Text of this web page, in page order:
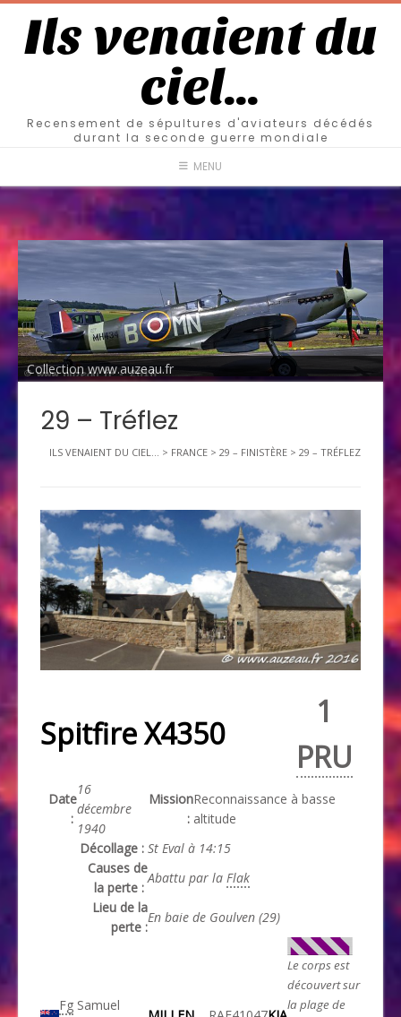
Ils venaient du
ciel…
Recensement de sépultures d'aviateurs décédés
durant la seconde guerre mondiale
MENU
Collection www.auzeau.fr
29 – Tréflez
ILS VENAIENT DU CIEL... > FRANCE > 29 – FINISTÈRE > 29 – TRÉFLEZ
Spitfire X4350
1
PRU
Date
:
16
décembre
1940
Mission
:
Reconnaissance à basse
altitude
Décollage : St Eval à 14:15
Causes de
la perte :
Abattu par la Flak
Lieu de la
perte :
En baie de Goulven (29)
Fg Samuel
Le corps est
découvert sur
la plage de